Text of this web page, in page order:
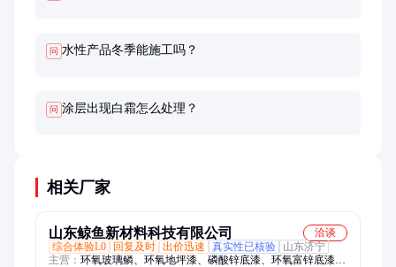
问 水性产品冬季能施工吗？
问 涂层出现白霜怎么处理？
相关厂家
山东鲸鱼新材料科技有限公司
洽谈
综合体验L0
回复及时 出价迅速 真实性已核验
山东济宁
主营： 环氧玻璃鳞、环氧地坪漆、磷酸锌底漆、环氧富锌底漆、